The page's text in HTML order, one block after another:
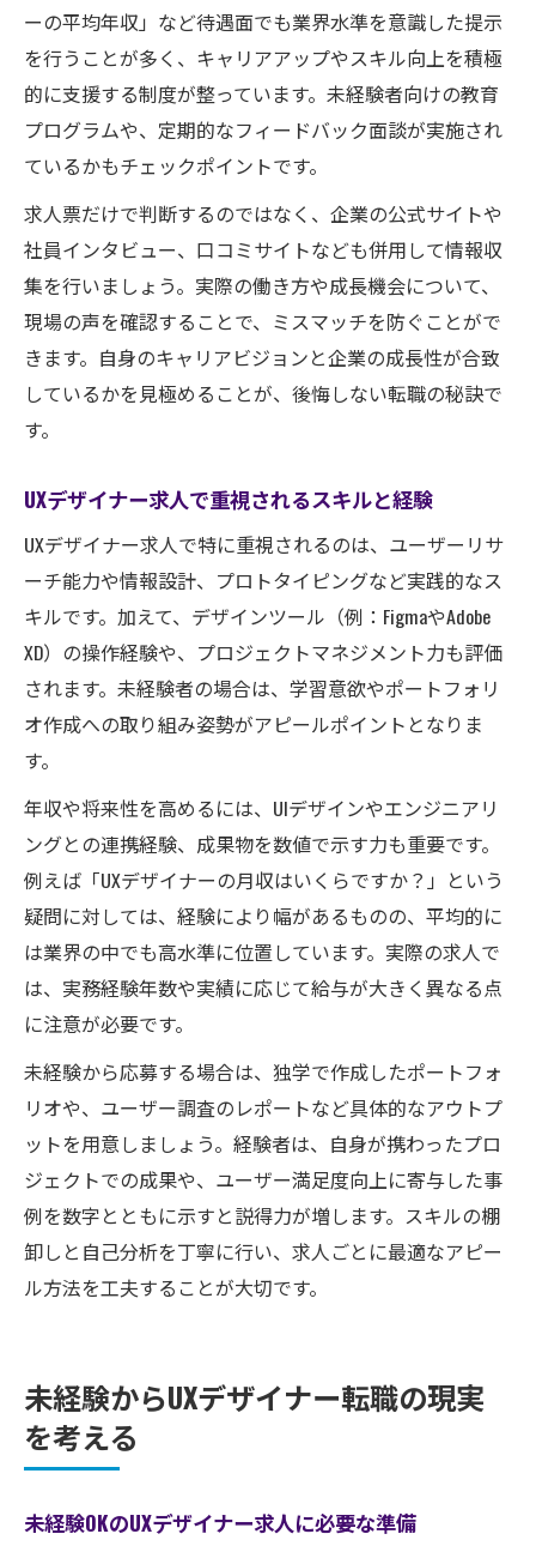
ーの平均年収」など待遇面でも業界水準を意識した提示
を行うことが多く、キャリアアップやスキル向上を積極
的に支援する制度が整っています。未経験者向けの教育
プログラムや、定期的なフィードバック面談が実施され
ているかもチェックポイントです。
求人票だけで判断するのではなく、企業の公式サイトや
社員インタビュー、口コミサイトなども併用して情報収
集を行いましょう。実際の働き方や成長機会について、
現場の声を確認することで、ミスマッチを防ぐことがで
きます。自身のキャリアビジョンと企業の成長性が合致
しているかを見極めることが、後悔しない転職の秘訣で
す。
UXデザイナー求人で重視されるスキルと経験
UXデザイナー求人で特に重視されるのは、ユーザーリサ
ーチ能力や情報設計、プロトタイピングなど実践的なス
キルです。加えて、デザインツール（例：FigmaやAdobe
XD）の操作経験や、プロジェクトマネジメント力も評価
されます。未経験者の場合は、学習意欲やポートフォリ
オ作成への取り組み姿勢がアピールポイントとなりま
す。
年収や将来性を高めるには、UIデザインやエンジニアリ
ングとの連携経験、成果物を数値で示す力も重要です。
例えば「UXデザイナーの月収はいくらですか？」という
疑問に対しては、経験により幅があるものの、平均的に
は業界の中でも高水準に位置しています。実際の求人で
は、実務経験年数や実績に応じて給与が大きく異なる点
に注意が必要です。
未経験から応募する場合は、独学で作成したポートフォ
リオや、ユーザー調査のレポートなど具体的なアウトプ
ットを用意しましょう。経験者は、自身が携わったプロ
ジェクトでの成果や、ユーザー満足度向上に寄与した事
例を数字とともに示すと説得力が増します。スキルの棚
卸しと自己分析を丁寧に行い、求人ごとに最適なアピー
ル方法を工夫することが大切です。
未経験からUXデザイナー転職の現実
を考える
未経験OKのUXデザイナー求人に必要な準備